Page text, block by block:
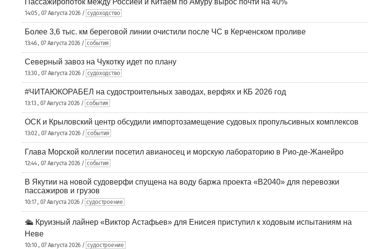
Пассажиропоток между Россией и Китаем по Амуру вырос почти на 40%
14:05 , 07 Августа 2026 / судоходство
Более 3,6 тыс. км береговой линии очистили после ЧС в Керченском проливе
13:46 , 07 Августа 2026 / события
Северный завоз на Чукотку идет по плану
13:30 , 07 Августа 2026 / судоходство
#ЧИТАЮКОРАБЕЛ на судостроительных заводах, верфях и КБ 2026 год
13:13 , 07 Августа 2026 / события
ОСК и Крыловский центр обсудили импортозамещение судовых пропульсивных комплексов
13:02 , 07 Августа 2026 / события
Глава Морской коллегии посетил авианосец и морскую лабораторию в Рио-де-Жанейро
12:44 , 07 Августа 2026 / события
В Якутии на новой судоверфи спущена на воду баржа проекта «В2040» для перевозки
пассажиров и грузов
10:17 , 07 Августа 2026 / судостроение
🛳️ Круизный лайнер «Виктор Астафьев» для Енисея приступил к ходовым испытаниям на
Неве
10:10 , 07 Августа 2026 / судостроение